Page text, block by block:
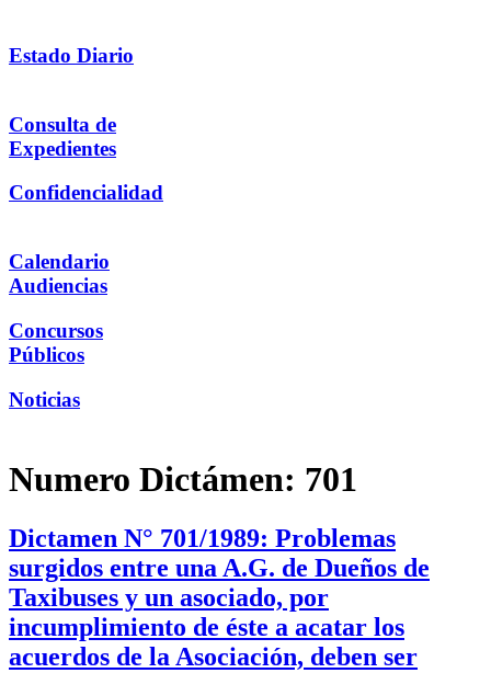
Estado Diario
Consulta de
Expedientes
Confidencialidad
Calendario
Audiencias
Concursos
Públicos
Noticias
Numero Dictámen: 701
Dictamen N° 701/1989: Problemas
surgidos entre una A.G. de Dueños de
Taxibuses y un asociado, por
incumplimiento de éste a acatar los
acuerdos de la Asociación, deben ser